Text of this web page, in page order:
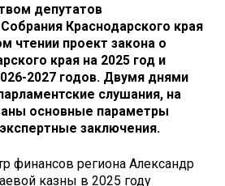
депутатов
Краснодарского края
чтении проект закона о
края на 2025 год и
2027 годов. Двумя днями
слушания, на
основные параметры
заключения.
финансов региона Александр
казны в 2025 году